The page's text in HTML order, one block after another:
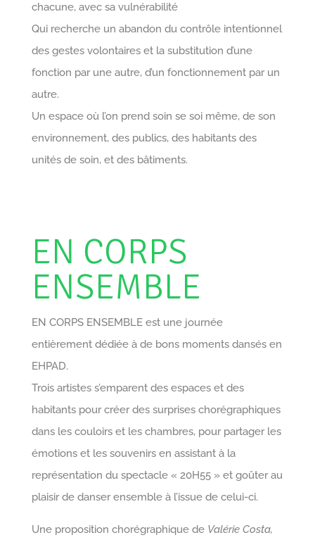
chacune, avec sa vulnérabilité
Qui recherche un abandon du contrôle intentionnel
des gestes volontaires et la substitution d’une
fonction par une autre, d’un fonctionnement par un
autre.
Un espace où l’on prend soin se soi même, de son
environnement, des publics, des habitants des
unités de soin, et des bâtiments.
EN CORPS
ENSEMBLE
EN CORPS ENSEMBLE est une journée
entièrement dédiée à de bons moments dansés en
EHPAD.
Trois artistes s’emparent des espaces et des
habitants pour créer des surprises chorégraphiques
dans les couloirs et les chambres, pour partager les
émotions et les souvenirs en assistant à la
représentation du spectacle « 20H55 » et goûter au
plaisir de danser ensemble à l’issue de celui-ci.
Une proposition chorégraphique de Valérie Costa,